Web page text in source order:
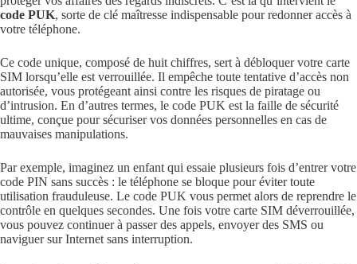
code PUK, sorte de clé maîtresse indispensable pour redonner accès à
votre téléphone.
Ce code unique, composé de huit chiffres, sert à débloquer votre carte
SIM lorsqu’elle est verrouillée. Il empêche toute tentative d’accès non
autorisée, vous protégeant ainsi contre les risques de piratage ou
d’intrusion. En d’autres termes, le code PUK est la faille de sécurité
ultime, conçue pour sécuriser vos données personnelles en cas de
mauvaises manipulations.
Par exemple, imaginez un enfant qui essaie plusieurs fois d’entrer votre
code PIN sans succès : le téléphone se bloque pour éviter toute
utilisation frauduleuse. Le code PUK vous permet alors de reprendre le
contrôle en quelques secondes. Une fois votre carte SIM déverrouillée,
vous pouvez continuer à passer des appels, envoyer des SMS ou
naviguer sur Internet sans interruption.